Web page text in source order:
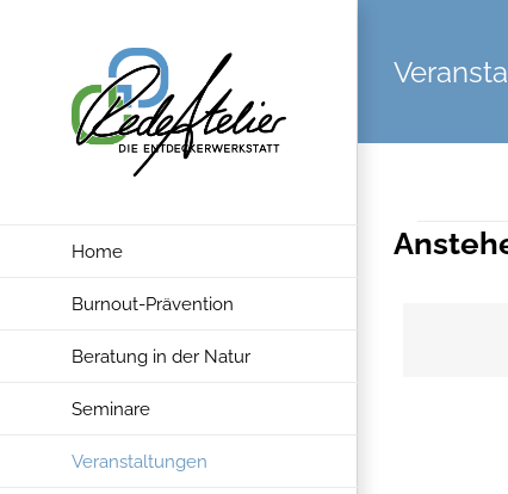
Home
Burnout-Prävention
Beratung in der Natur
Seminare
Veranstaltungen